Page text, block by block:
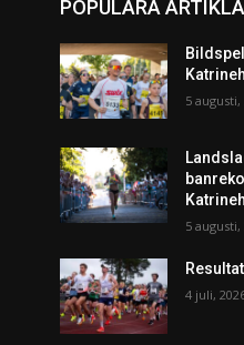
POPULÄRA
5 augusti,
5 augusti,
4 juli,